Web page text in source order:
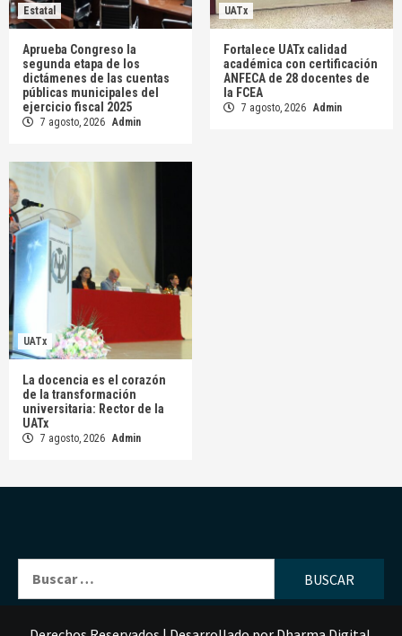
Estatal
Aprueba Congreso la
segunda etapa de los
dictámenes de las cuentas
públicas municipales del
ejercicio fiscal 2025
7 agosto, 2026 Admin
UATx
Fortalece UATx calidad
académica con certificación
ANFECA de 28 docentes de
la FCEA
7 agosto, 2026 Admin
UATx
La docencia es el corazón
de la transformación
universitaria: Rector de la
UATx
7 agosto, 2026 Admin